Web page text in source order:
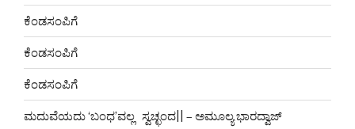
ಕೆಂಡಸಂಪಿಗೆ
ಕೆಂಡಸಂಪಿಗೆ
ಕೆಂಡಸಂಪಿಗೆ
ಮದುವೆಯದು ‘ಬಂಧ’ವಲ್ಲ ಸ್ವಚ್ಛಂದ|| – ಅಮೂಲ್ಯ ಭಾರದ್ವಾಜ್